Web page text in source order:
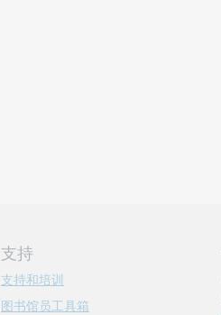
支持
支持和培训
图书馆员工具箱